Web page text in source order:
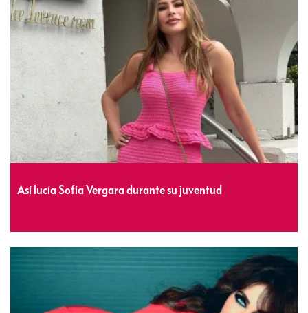
Así lucía Sofía Vergara durante su juventud